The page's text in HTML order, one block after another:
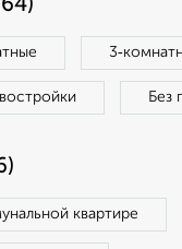
Без
квартире